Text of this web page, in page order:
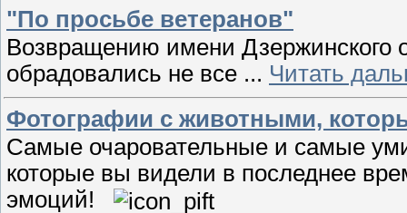
"По просьбе ветеранов"
Возвращению имени Дзержинского
обрадовались не все ... Читать
Фотографии с животными,
Самые очаровательные и самые
которые вы видели в последнее
эмоций!